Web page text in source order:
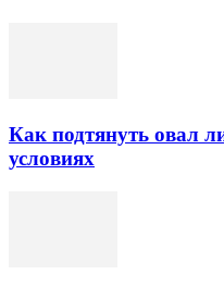
Как подтянуть овал
условиях